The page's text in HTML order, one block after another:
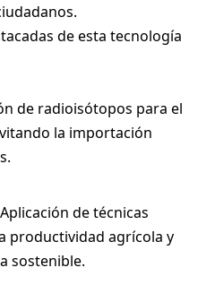
de esta tecnología
de radioisótopos para el
la importación
de técnicas
productividad agrícola y
sostenible.